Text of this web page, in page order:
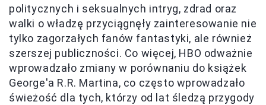
politycznych i seksualnych intryg, zdrad oraz
walki o władzę przyciągnęły zainteresowanie nie
tylko zagorzałych fanów fantastyki, ale również
szerszej publiczności. Co więcej, HBO odważnie
wprowadzało zmiany w porównaniu do książek
George'a R.R. Martina, co często wprowadzało
świeżość dla tych, którzy od lat śledzą przygody